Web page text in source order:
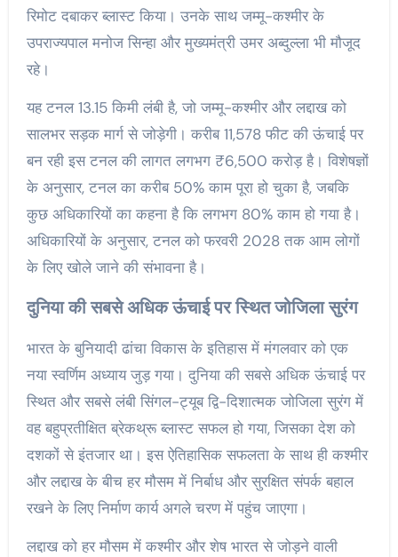
रिमोट दबाकर ब्लास्ट किया। उनके साथ जम्मू-कश्मीर के
उपराज्यपाल मनोज सिन्हा और मुख्यमंत्री उमर अब्दुल्ला भी मौजूद
रहे।
यह टनल 13.15 किमी लंबी है, जो जम्मू-कश्मीर और लद्दाख को
सालभर सड़क मार्ग से जोड़ेगी। करीब 11,578 फीट की ऊंचाई पर
बन रही इस टनल की लागत लगभग ₹6,500 करोड़ है। विशेषज्ञों
के अनुसार, टनल का करीब 50% काम पूरा हो चुका है, जबकि
कुछ अधिकारियों का कहना है कि लगभग 80% काम हो गया है।
अधिकारियों के अनुसार, टनल को फरवरी 2028 तक आम लोगों
के लिए खोले जाने की संभावना है।
दुनिया की सबसे अधिक ऊंचाई पर स्थित जोजिला सुरंग
भारत के बुनियादी ढांचा विकास के इतिहास में मंगलवार को एक
नया स्वर्णिम अध्याय जुड़ गया। दुनिया की सबसे अधिक ऊंचाई पर
स्थित और सबसे लंबी सिंगल-ट्यूब द्वि-दिशात्मक जोजिला सुरंग में
वह बहुप्रतीक्षित ब्रेकथ्रू ब्लास्ट सफल हो गया, जिसका देश को
दशकों से इंतजार था। इस ऐतिहासिक सफलता के साथ ही कश्मीर
और लद्दाख के बीच हर मौसम में निर्बाध और सुरक्षित संपर्क बहाल
रखने के लिए निर्माण कार्य अगले चरण में पहुंच जाएगा।
लद्दाख को हर मौसम में कश्मीर और शेष भारत से जोड़ने वाली